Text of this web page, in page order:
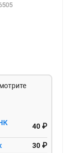
40 ₽
30 ₽